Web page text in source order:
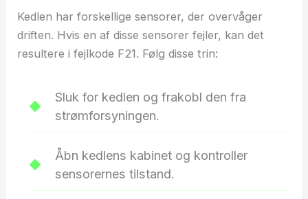
Kedlen har forskellige sensorer, der overvåger
driften. Hvis en af disse sensorer fejler, kan det
resultere i fejlkode F21. Følg disse trin:
Sluk for kedlen og frakobl den fra
strømforsyningen.
Åbn kedlens kabinet og kontroller
sensorernes tilstand.